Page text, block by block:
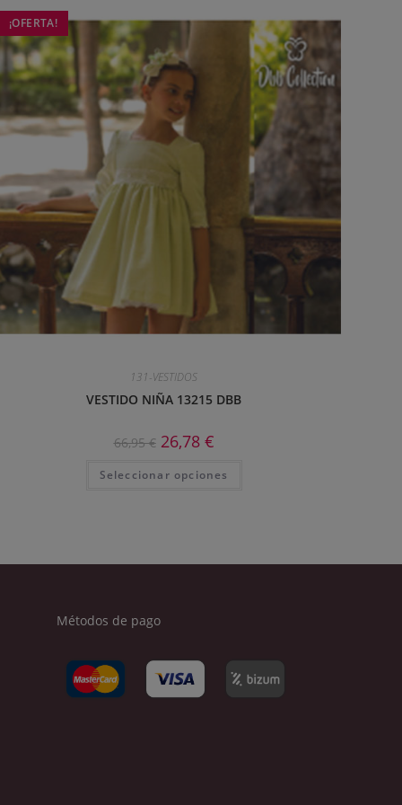
¡OFERTA!
131-VESTIDOS
VESTIDO NIÑA 13215 DBB
66,95€ 26,78 €
Seleccionar opciones
Métodos de pago